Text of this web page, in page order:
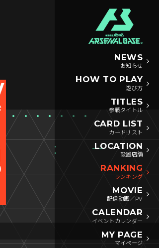
NEWS
お知らせ
HOW TO PLAY
遊び方
TITLES
参戦タイトル
CARD LIST
カードリスト
LOCATION
設置店舗
RANKING
ランキング
MOVIE
配信動画／PV
CALENDAR
イベントカレンダー
MY PAGE
マイページ